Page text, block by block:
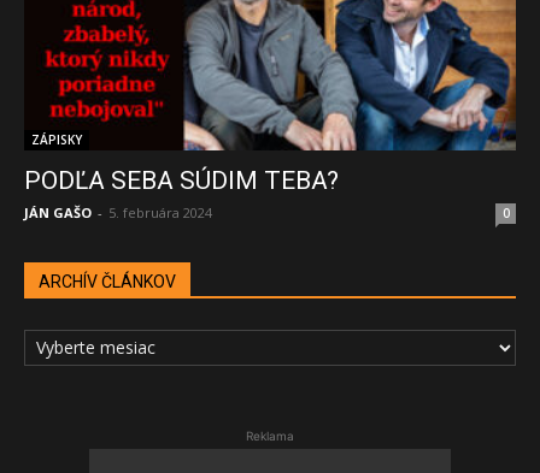
ZÁPISKY
PODĽA SEBA SÚDIM TEBA?
JÁN GAŠO - 5. februára 2024 0
ARCHÍV ČLÁNKOV
ARCHÍV
ČLÁNKOV
Reklama